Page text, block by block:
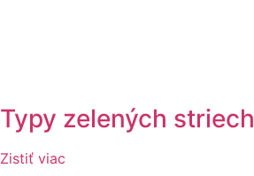
Typy zelených striech
Zistiť viac